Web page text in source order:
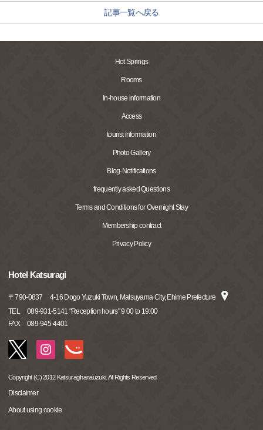
記事一覧へ戻る
Hot Springs
Rooms
In-house information
Access
tourist information
Photo Gallery
Blog·Notifications
frequently asked Questions
Terms and Conditions for Overnight Stay
Membership contract
Privacy Policy
Hotel Katsuragi
〒790-0837
4-16 Dogo Yuzuki Town, Matsuyama City, Ehime Prefecture
TEL
089-931-5141 "Reception hours" 9:00 to 19:00
FAX
089-945-4401
Copyright (C) 2012 Katsuragihanauzuki. All Rights Reserved.
Disclaimer
About using cookie